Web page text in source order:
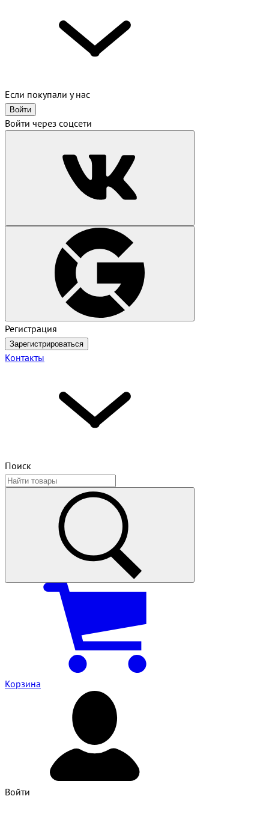
Если покупали у нас
Войти
Войти через соцсети
Регистрация
Зарегистрироваться
Контакты
Поиск
Корзина
Войти